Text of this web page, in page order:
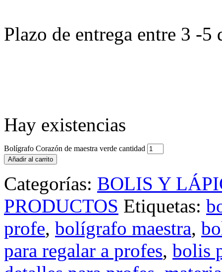
Plazo de entrega entre 3 -
Hay existencias
Bolígrafo Corazón de maestra verde cantidad
Añadir al carrito
Categorías: BOLIS Y
PRODUCTOS Etiquetas:
profe, bolígrafo maestra,
para regalar a profes, bolis